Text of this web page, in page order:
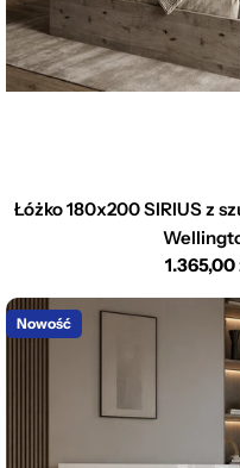
Łóżko 180x200 SIRIUS z
Cena
1.365,00
Nowość